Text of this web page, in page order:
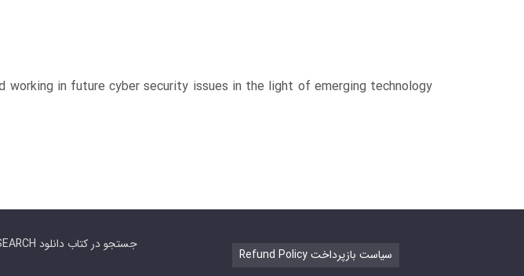
in future cyber security issues in the light of emerging technology
SEARCH جستجو در کتاب دانلود
Refund Policy سیاست بازپرداخت